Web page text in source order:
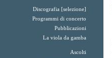
Discografia [selezione]
Programmi di concerto
Pubblicazioni
La viola da gamba
Ascolti